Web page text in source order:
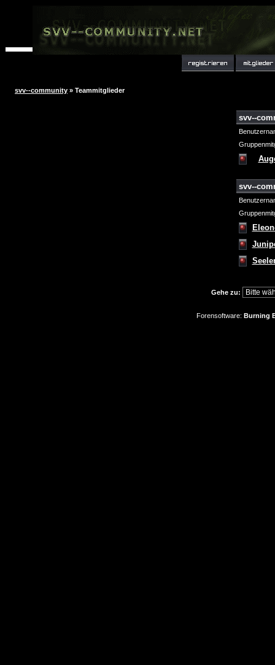
svv--community » Teammitglieder
svv--
svv--
Gehe zu:
Forensoftware: Burning